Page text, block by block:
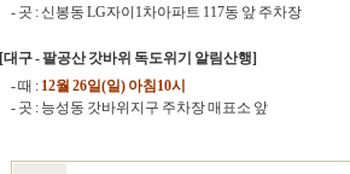
- 곳 : 신봉동 LG자이1차아파트 117동 앞 주차장
[대구 - 팔공산 갓바위 독도위기 알림산행]
- 때 : 12월 26일(일) 아침10시
- 곳 : 능성동 갓바위지구 주차장 매표소 앞